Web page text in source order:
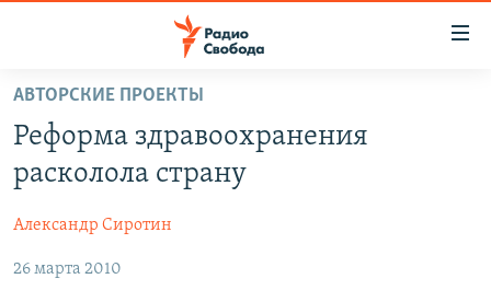
упрощенного
доступа
основному
Вернутся
ПРОГРАММЫ
ПОДКАСТЫ
АВТОРСКИЕ ПРОЕКТЫ
ЦИТАТЫ СВОБОДЫ
МНЕНИЯ
АВТОРСКИЕ ПРОЕКТЫ
Реформа здравоохранения
расколола страну
Александр Сиротин
26 марта 2010